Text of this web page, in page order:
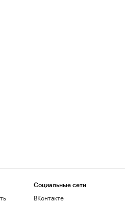
Социальные сети
ВКонтакте